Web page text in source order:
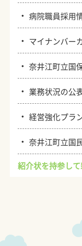
・病院職員採用
・ マイナンバー
・奈井江町立国
・ 業務状況の公
・経営強化プラ
・奈井江町立国
紹介状を持参し